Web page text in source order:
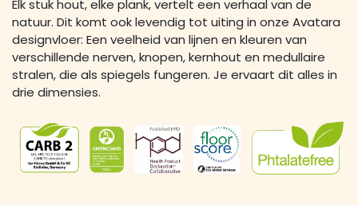
Elk stuk hout, elke plank, vertelt een verhaal van de
natuur. Dit komt ook levendig tot uiting in onze Avatara
designvloer: Een veelheid van lijnen en kleuren van
verschillende nerven, knopen, kernhout en medullaire
stralen, die als spiegels fungeren. Je ervaart dit alles in
drie dimensies.